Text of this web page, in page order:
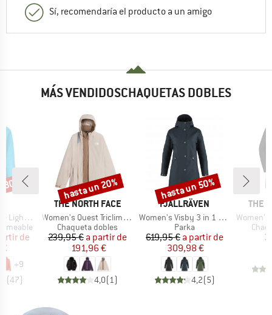
Sí, recomendaría el producto a un amigo
MÁS VENDIDOSCHAQUETAS DOBLES
Jacket
reducido
de
+9
(47)
MARCA
THE NORTH FACE
Artículo
Women's Quest Triclimate
Product group
Chaqueta dobles
Precio
239,95 € Precio reducido
a partir de
191,96 €
4,0(1)
Descuento
hasta un 20%
MARCA
FJÄLLRÄVEN
Artículo
Women's Visby 3 in 1 Jacket
Product group
Parka
Precio
619,95 € Precio reducido
a partir de
309,98 €
4,2(5)
Descuento
hasta un 50%
THE
Artículo
Women's